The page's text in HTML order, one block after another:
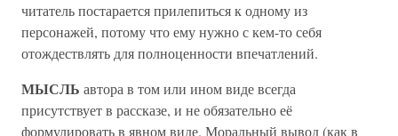
читатель постарается прилепиться к одному из
персонажей, потому что ему нужно с кем-то себя
отождествлять для полноценности впечатлений.
МЫСЛЬ автора в том или ином виде всегда
присутствует в рассказе, и не обязательно её
формулировать в явном виде. Моральный вывод (как в